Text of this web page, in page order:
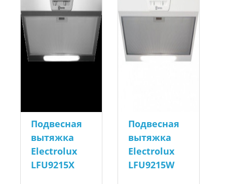
Подвесная
вытяжка
Electrolux
LFU9215X
Подвесная
вытяжка
Electrolux
LFU9215W